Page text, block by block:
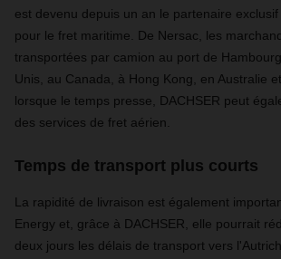
est devenu depuis un an le partenaire
pour le fret maritime. De Nersac, les
transportées par camion au port de
Unis, au Canada, à Hong Kong, en Australie
lorsque le temps presse, DACHSER peut
des services de fret aérien.
Temps de transport plus courts
La rapidité de livraison est également
Energy et, grâce à DACHSER, elle pourrait
deux jours les délais de transport vers